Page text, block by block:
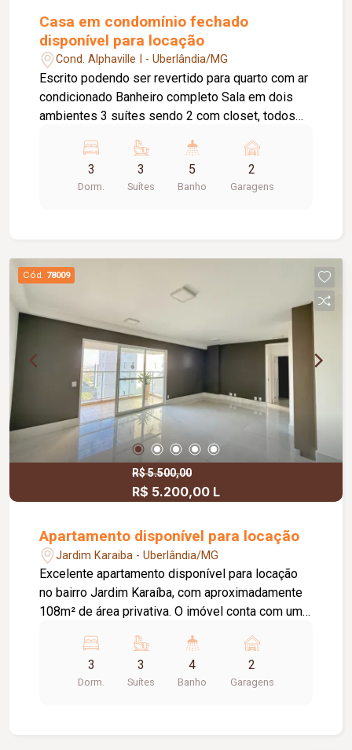
Casa em condomínio fechado
disponível para locação
Cond. Alphaville I - Uberlândia/MG
Escrito podendo ser revertido para quarto com ar
condicionado Banheiro completo Sala em dois
ambientes 3 suítes sendo 2 com closet, todos
planejada, com fogão por indução, forno. Área de
lazer com cooktop, marcenaria completa,
churrasqueira, piscina aquecida com
3
Dorm.
3
Suítes
5
Banho
2
Garagens
Cód. 78009
R$ 5.500,00
R$ 5.200,00 L
Apartamento disponível para locação
Jardim Karaiba - Uberlândia/MG
Excelente apartamento disponível para locação
no bairro Jardim Karaíba, com aproximadamente
108m² de área privativa. O imóvel conta com uma
com churrasqueira. São três suítes com armários
planejados, além de uma cozinha funcional com
armários e bancada, área de serviço
3
Dorm.
3
Suítes
4
Banho
2
Garagens